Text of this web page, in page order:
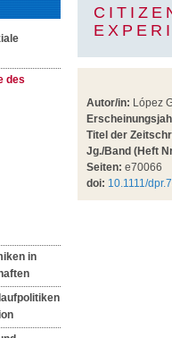
des
in
Autor/in: López
Titel der
Jg./Band (Heft
Seiten: e70066
doi: 10.1111/